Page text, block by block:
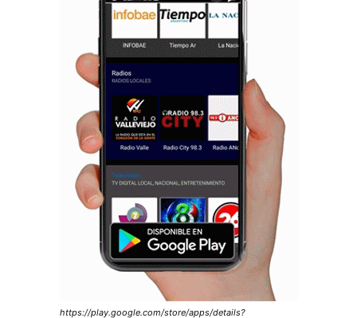
https://play.google.com/store/apps/details?